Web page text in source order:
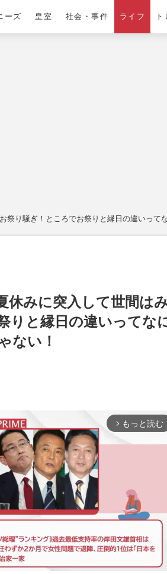
ーズ 皇室 社会・事件 ライフ
祭り騒ぎ！ところでお祭りと縁日の違いって
休みに突入して世間は
りと縁日の違いってな
ない！
arrow_forward_ios もっと読む